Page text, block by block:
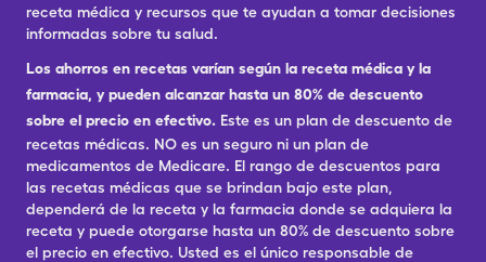
receta médica y recursos que te ayudan a tomar decisiones
informadas sobre tu salud.
Los ahorros en recetas varían según la receta médica y la
farmacia, y pueden alcanzar hasta un 80% de descuento
sobre el precio en efectivo. Este es un plan de descuento de
recetas médicas. NO es un seguro ni un plan de
medicamentos de Medicare. El rango de descuentos para
las recetas médicas que se brindan bajo este plan,
dependerá de la receta y la farmacia donde se adquiera la
receta y puede otorgarse hasta un 80% de descuento sobre
el precio en efectivo. Usted es el único responsable de